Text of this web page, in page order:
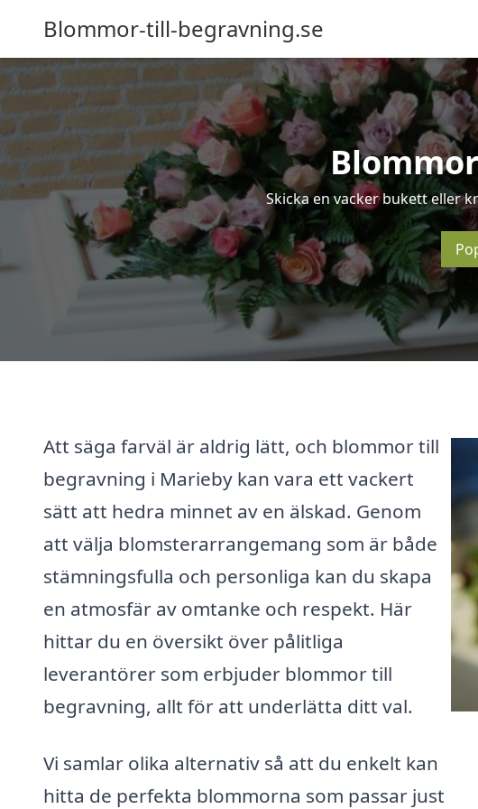
Blommor-till-begravning.se
Skicka en vacker bukett eller
Att säga farväl är aldrig lätt, och blommor till
begravning i Marieby kan vara ett vackert
sätt att hedra minnet av en älskad. Genom
att välja blomsterarrangemang som är både
stämningsfulla och personliga kan du skapa
en atmosfär av omtanke och respekt. Här
hittar du en översikt över pålitliga
leverantörer som erbjuder blommor till
begravning, allt för att underlätta ditt val.
Vi samlar olika alternativ så att du enkelt kan
hitta de perfekta blommorna som passar just